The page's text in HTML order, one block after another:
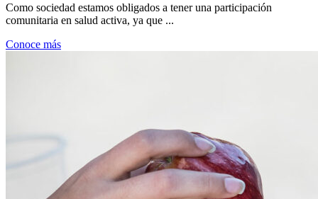
Como sociedad estamos obligados a tener una participación
comunitaria en salud activa, ya que ...
Conoce más